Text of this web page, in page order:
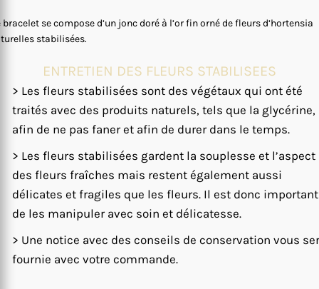
bracelet se compose d’un jonc doré à l’or fin orné de fleurs d’hortensia
stabilisées.
ENTRETIEN DES FLEURS STABILISEES
> Les fleurs stabilisées sont des végétaux qui ont été
traités avec des produits naturels, tels que la glycérine,
afin de ne pas faner et afin de durer dans le temps.
> Les fleurs stabilisées gardent la souplesse et l’aspect
des fleurs fraîches mais restent également aussi
délicates et fragiles que les fleurs. Il est donc important
de les manipuler avec soin et délicatesse.
> Une notice avec des conseils de conservation vous
fournie avec votre commande.